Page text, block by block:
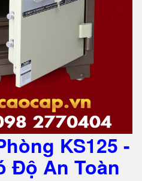
KS125 -
Độ An Toàn